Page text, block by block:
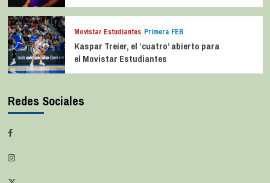
Movistar Estudiantes Primera FEB
Kaspar Treier, el ‘cuatro’ abierto para
el Movistar Estudiantes
Redes Sociales